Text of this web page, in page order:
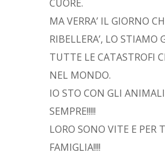
CUORE.
MA VERRA’ IL GIORNO
RIBELLERA’, LO STIAMO
TUTTE LE CATASTROFI
NEL MONDO.
IO STO CON GLI
SEMPRE!!!!!
LORO SONO VITE E PER
FAMIGLIA!!!!